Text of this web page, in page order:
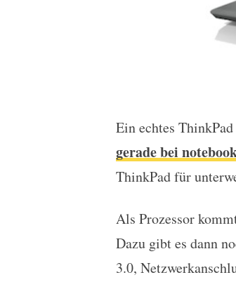
Schnäppchen:
Ein echtes
gerade bei
ThinkPad für
Als Prozessor
Dazu gibt es dann
3.0,